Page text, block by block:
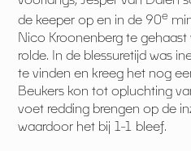
de keeper op en in de 90e
Nico Kroonenberg te
rolde. In de blessuretijd was
te vinden en kreeg het nog
Beukers kon tot opluchting
voet redding brengen op de
waardoor het bij 1-1 bleef.